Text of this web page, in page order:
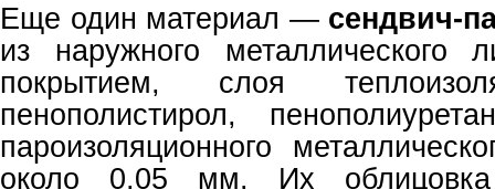
Еще один материал — сендвич-
из наружного металлического
покрытием, слоя
пенополистирол,
пароизоляционного
около 0,05 мм. Их облицовка